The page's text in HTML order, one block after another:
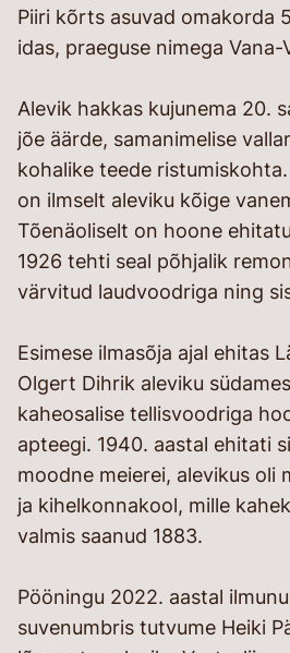
Piiri kõrts asuvad omakorda
idas, praeguse nimega Vana-
Alevik hakkas kujunema 20.
jõe äärde, samanimelise
kohalike teede
on ilmselt aleviku kõige
Tõenäoliselt on hoone
1926 tehti seal põhjalik
värvitud laudvoodriga ning
Esimese ilmasõja ajal ehitas
Olgert Dihrik aleviku
kaheosalise tellisvoodriga
apteegi. 1940. aastal ehitati
moodne meierei, alevikus oli
ja kihelkonnakool, mille
valmis saanud 1883.
Pööningu 2022. aastal
suvenumbris tutvume Heiki